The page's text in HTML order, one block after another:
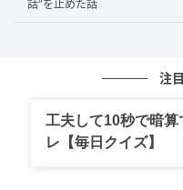
わずにスプレッドシー
「実家の外壁がかなり
話”を止めた話
注
工夫して10秒で暗算
レ【毎日クイズ】